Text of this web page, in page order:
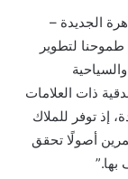
الجديدة –
مصر 2030، ويعكس طموحنا لتطوير
ذات العلامات
إذ توفر للملاك
أصولًا تحقق